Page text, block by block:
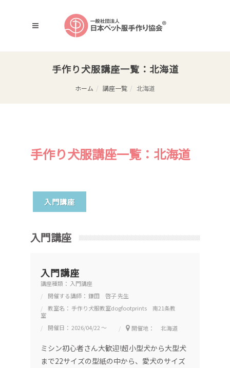
手作り犬服講座一覧：北海道
ホーム 講座一覧 北海道
手作り犬服講座一覧：北海道
入門講座
入門講座
入門講座
講座種類： 入門講座
開催する講師： 鎌田 啓子 先生
教室名： 手作り犬服教室dogfootprints 南21条教
室
開催日： 2026/04/22 ～
開催地： 北海道
ミシン初心者さん大歓迎!超小型犬から大型犬
まで22サイズの型紙の中から、愛犬のサイズ